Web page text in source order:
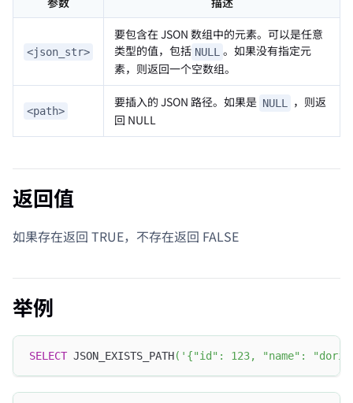
<json_str>
要包含在 JSON 数组中的元素。可以是任意
类型的值，包括 NULL 。如果没有指定元
素，则返回一个空数组。
<path>
要插入的 JSON 路径。如果是 NULL
，则返
回 NULL
返回值
如果存在返回 TRUE，不存在返回 FALSE
举例
SELECT JSON_EXISTS_PATH( '{"id": 123, "name":